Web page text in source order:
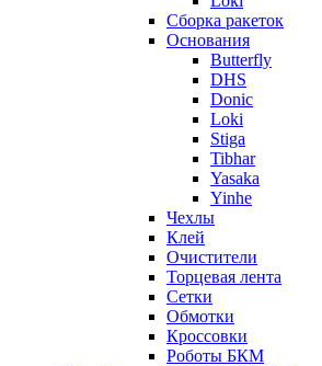
Сборка ракеток
Основания
Butterfly
DHS
Donic
Loki
Stiga
Tibhar
Yasaka
Yinhe
Чехлы
Клей
Очистители
Торцевая лента
Сетки
Обмотки
Кроссовки
Роботы БКМ